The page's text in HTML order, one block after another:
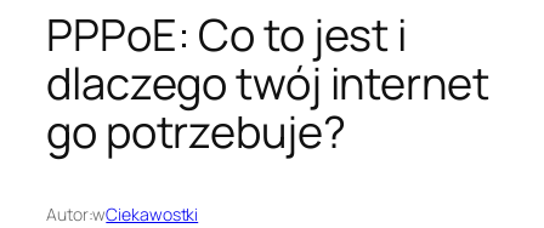
PPPoE: Co to jest i
dlaczego twój internet
go potrzebuje?
Autor:wCiekawostki